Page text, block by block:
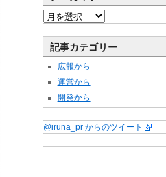
記事カテゴリー
広報から
運営から
開発から
@iruna_pr からのツイート